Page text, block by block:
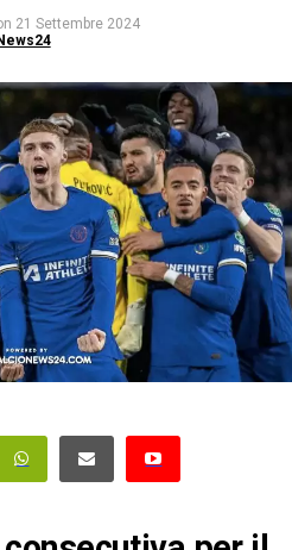
21 Settembre 2024